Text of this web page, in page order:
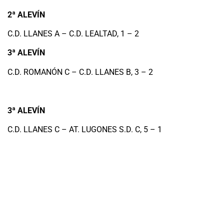
2ª ALEVÍN
C.D. LLANES A – C.D. LEALTAD, 1 – 2
3ª ALEVÍN
C.D. ROMANÓN C – C.D. LLANES B, 3 – 2
3ª ALEVÍN
C.D. LLANES C – AT. LUGONES S.D. C, 5 – 1